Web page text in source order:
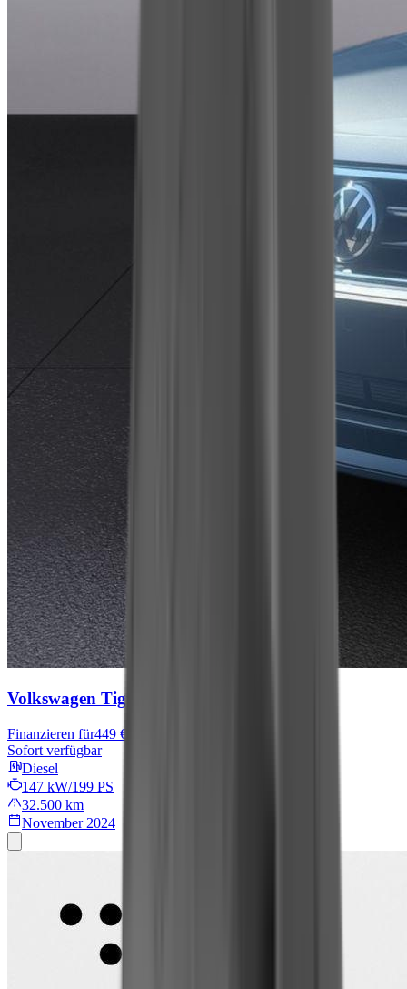
Volkswagen Tiguan Allspace
Finanzieren für449 € mtl.
Sofort verfügbar
Diesel
147 kW/199 PS
32.500 km
November 2024